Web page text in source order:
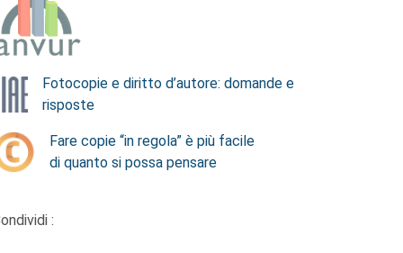
Fotocopie e diritto d’autore: domande e
risposte
Fare copie “in regola” è più facile
di quanto si possa pensare
: